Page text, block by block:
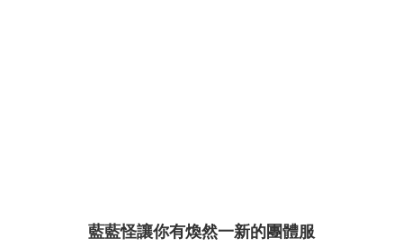
藍藍怪讓你有煥然一新的團體服